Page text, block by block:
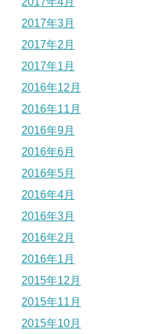
2017年3月
2017年2月
2017年1月
2016年12月
2016年11月
2016年9月
2016年6月
2016年5月
2016年4月
2016年3月
2016年2月
2016年1月
2015年12月
2015年11月
2015年10月